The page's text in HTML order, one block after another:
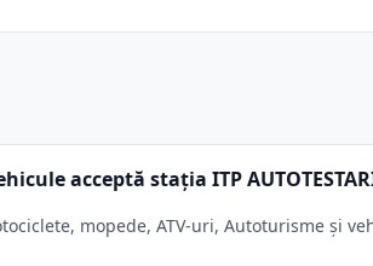
acceptă stația ITP
mopede, ATV-uri, Autoturisme și